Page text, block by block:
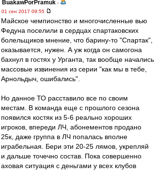
BuakawPorPramuk -
01 сен 2017 09:55
Майское чемпионство и многочисленные вью
Федуна поселили в сердцах спартаковских
болельщиков мнение, что барину-то "Спартак",
оказывается, нужен. А уж когда он самогона
бахнул в гостях у Урганта, так вообще начались
массовые извинения из серии "как мы в тебе,
Арнольдыч, ошибались".
Но данное ТО расставило все по своим
местам. В команда еще с прошлого сезона
появился костяк из 5-6 реально хороших
игроков, впереди ЛЧ, абонементов продано
25к, даже группа в ЛЧ попалась вполне
играбельная. Бери эти 20-25 лямов, укрепляй
и дальше точечно состав. Пока совершенно
аховая ситуация с деньгами у всех клубов